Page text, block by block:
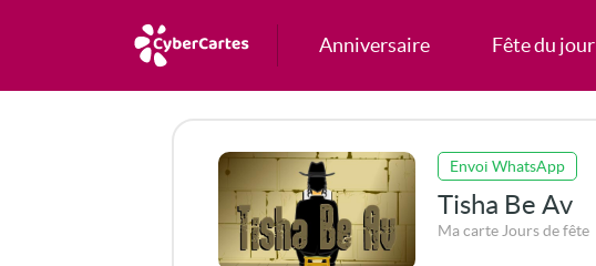
Anniversaire Fête du jour
Envoi WhatsApp
Tisha Be Av
Ma carte Jours de fête